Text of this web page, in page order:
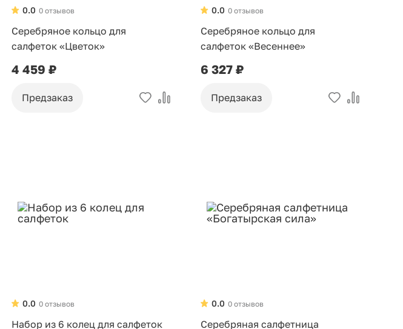
0 отзывов
0.0
Серебряное кольцо для
салфеток «Цветок»
4 459 ₽
Предзаказ
0 отзывов
0.0
Серебряное кольцо для
салфеток «Весеннее»
6 327 ₽
Предзаказ
0 отзывов
0.0
Набор из 6 колец для салфеток
0 отзывов
0.0
Серебряная салфетница